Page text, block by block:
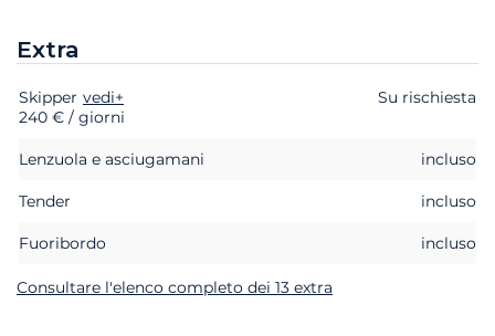
Extra
Extra Stato Prezzo
Skipper vedi+
Su rischiesta
240 € / giorni
Lenzuola e asciugamani incluso
Tender incluso
Fuoribordo incluso
Consultare l'elenco completo dei 13 extra